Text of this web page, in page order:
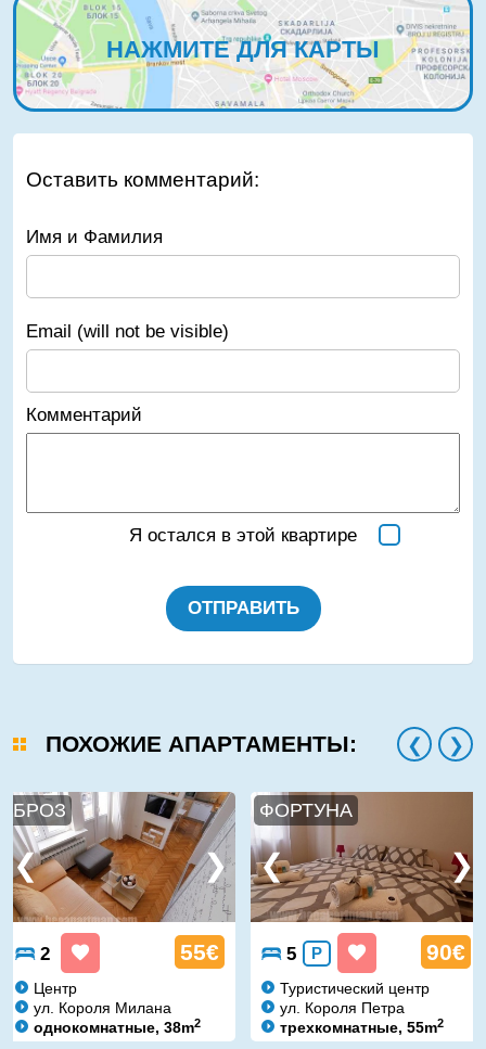
НАЖМИТЕ ДЛЯ КАРТЫ
Оставить комментарий:
Имя и Фамилия
Email (will not be visible)
Комментарий
Я остался в этой квартире
ОТПРАВИТЬ
ПОХОЖИЕ АПАРТАМЕНТЫ:
БРОЗ
2 55€
Центр
ул. Короля Милана
однокомнатные, 38m2
ФОРТУНА
5 P 90€
Туристический центр
ул. Короля Петра
трехкомнатные, 55m2